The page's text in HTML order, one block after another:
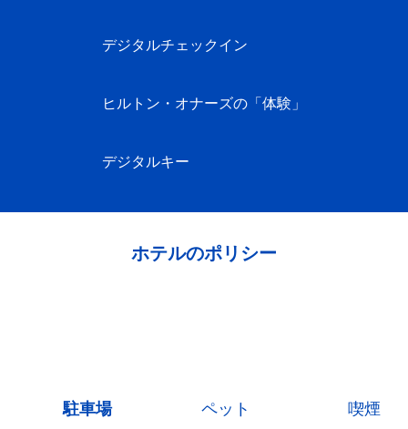
デジタルチェックイン
ヒルトン・オナーズの「体験」
デジタルキー
ホテルのポリシー
駐車場 ペット 喫煙